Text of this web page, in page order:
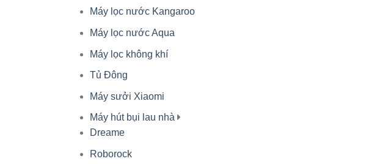
Máy lọc nước Kangaroo
Máy lọc nước Aqua
Máy lọc không khí
Tủ Đông
Máy sưởi Xiaomi
Máy hút bụi lau nhà
Dreame
Roborock